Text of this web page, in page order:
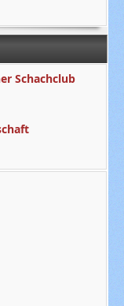
Schachclub